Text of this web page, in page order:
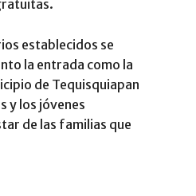
establecidos se
la entrada como la
de Tequisquiapan
y los jóvenes
de las familias que